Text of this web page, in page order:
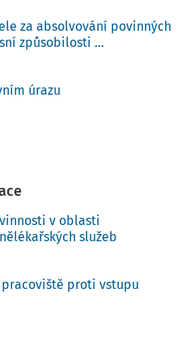
za absolvování povinných
způsobilosti ...
úrazu
v oblasti
služeb
proti vstupu